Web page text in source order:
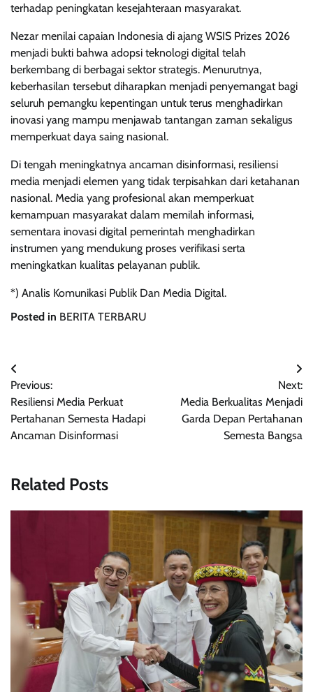
terhadap peningkatan kesejahteraan masyarakat.
Nezar menilai capaian Indonesia di ajang WSIS Prizes 2026
menjadi bukti bahwa adopsi teknologi digital telah
berkembang di berbagai sektor strategis. Menurutnya,
keberhasilan tersebut diharapkan menjadi penyemangat bagi
seluruh pemangku kepentingan untuk terus menghadirkan
inovasi yang mampu menjawab tantangan zaman sekaligus
memperkuat daya saing nasional.
Di tengah meningkatnya ancaman disinformasi, resiliensi
media menjadi elemen yang tidak terpisahkan dari ketahanan
nasional. Media yang profesional akan memperkuat
kemampuan masyarakat dalam memilah informasi,
sementara inovasi digital pemerintah menghadirkan
instrumen yang mendukung proses verifikasi serta
meningkatkan kualitas pelayanan publik.
*) Analis Komunikasi Publik Dan Media Digital.
Posted in BERITA TERBARU
Navigasi
pos
Previous:
Resiliensi Media Perkuat
Pertahanan Semesta Hadapi
Ancaman Disinformasi
Next:
Media Berkualitas Menjadi
Garda Depan Pertahanan
Semesta Bangsa
Related Posts